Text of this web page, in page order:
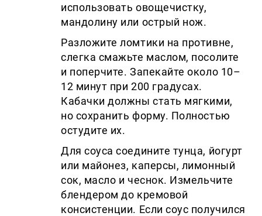
использовать овощечистку,
мандолину или острый нож.
Разложите ломтики на противне,
слегка смажьте маслом, посолите
и поперчите. Запекайте около 10–
12 минут при 200 градусах.
Кабачки должны стать мягкими,
но сохранить форму. Полностью
остудите их.
Для соуса соедините тунца, йогурт
или майонез, каперсы, лимонный
сок, масло и чеснок. Измельчите
блендером до кремовой
консистенции. Если соус получился